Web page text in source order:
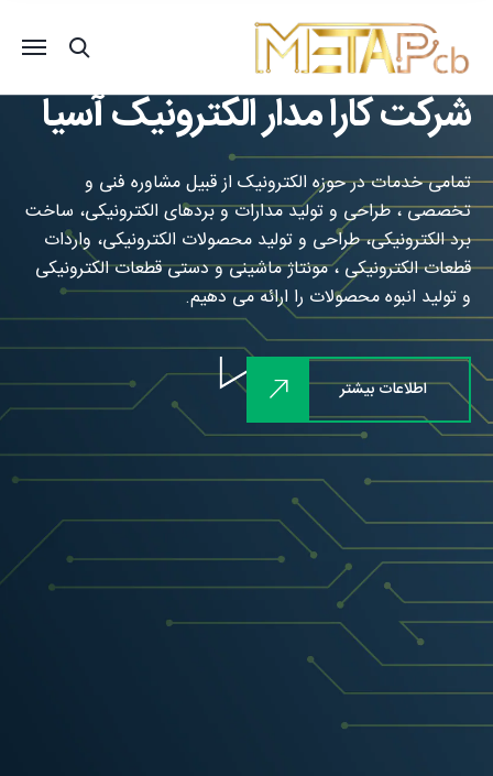
شرکت کارا مدار الکترونیک آسیا
تمامی خدمات در حوزه الکترونیک از قبیل مشاوره فنی و
تخصصی ، طراحی و تولید مدارات و بردهای الکترونیکی، ساخت
برد الکترونیکی، طراحی و تولید محصولات الکترونیکی، واردات
قطعات الکترونیکی ، مونتاژ ماشینی و دستی قطعات الکترونیکی
و تولید انبوه محصولات را ارائه می دهیم.
اطلاعات بیشتر